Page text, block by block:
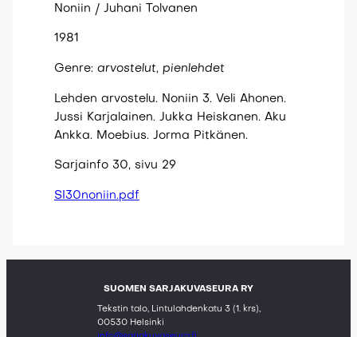
Noniin / Juhani Tolvanen
1981
Genre:arvostelut, pienlehdet
Lehden arvostelu. Noniin 3. Veli Ahonen.
Jussi Karjalainen. Jukka Heiskanen. Aku
Ankka. Moebius. Jorma Pitkänen.
Sarjainfo 30, sivu 29
SI30noniin.pdf
SUOMEN SARJAKUVASEURA RY
Tekstin talo, Lintulahdenkatu 3 (1. krs),
00530 Helsinki